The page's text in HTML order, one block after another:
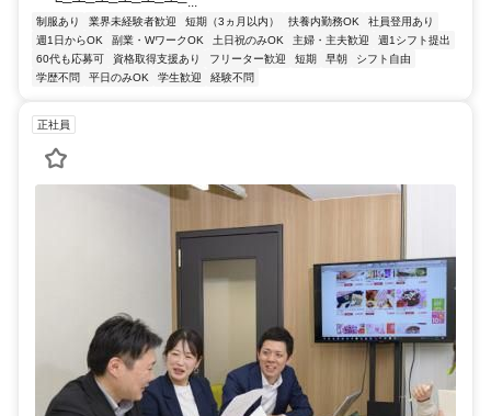
制服あり 業界未経験者歓迎 短期（3ヵ月以内） 扶養内勤務OK
社員登用あり
週1日からOK
副業・WワークOK 土日祝のみOK 主婦・主夫歓迎
週1シフト提出
60代も応募可
資格取得支援あり フリーター歓迎 短期 早朝
シフト自由
学歴不問
平日のみOK 学生歓迎 経験不問
正社員